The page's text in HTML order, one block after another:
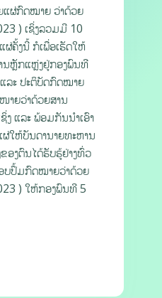
ແຜ່ກົດໝາຍ ວ່າດ້ວຍ
) ເຊິ່ງລວມມີ 10
ຜ່ຄັ້ງນີ້ ກໍເພື່ອເຮັດໃຫ້
ນຫຼັກແຫຼ່ງຢູ່ກອງພົນທີ
ລະ ປະຕິບັດກົດໝາຍ
າຍວ່າດ້ວຍສານ
ງ ແລະ ພ້ອມກັນນຳເອົາ
ຜ່ໃຫ້ບັນດານາຍທະຫານ
ອງຕົນໄດ້ຮັບຮູ້ຢ່າງທົ່ວ
ບປຶ້ມກົດໝາຍວ່າດ້ວຍ
) ໃຫ້ກອງພົນທີ 5